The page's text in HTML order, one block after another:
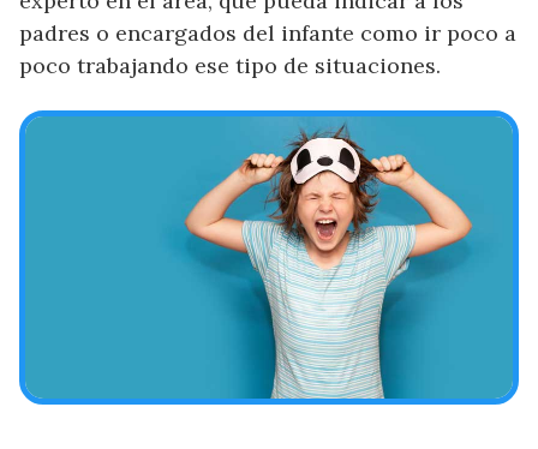
padres o encargados del infante como ir poco a
poco trabajando ese tipo de situaciones.